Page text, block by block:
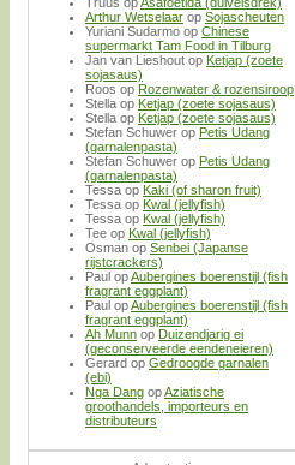
Arthur Wetselaar op Sojascheuten
Yuriani Sudarmo op Chinese
supermarkt Tam Food in Tilburg
Jan van Lieshout op Ketjap (zoete
sojasaus)
Roos op Rozenwater & rozensiroop
Stella op Ketjap (zoete sojasaus)
Stella op Ketjap (zoete sojasaus)
Stefan Schuwer op Petis Udang
(garnalenpasta)
Stefan Schuwer op Petis Udang
(garnalenpasta)
Tessa op Kaki (of sharon fruit)
Tessa op Kwal (jellyfish)
Tessa op Kwal (jellyfish)
Tee op Kwal (jellyfish)
Osman op Senbei (Japanse
rijstcrackers)
Paul opAubergines boerenstijl (fish
fragrant eggplant)
Paul opAubergines boerenstijl (fish
fragrant eggplant)
Ah Munn op Duizendjarig ei
(geconserveerde eendeneieren)
Gerard op Gedroogde garnalen
(ebi)
Nga Dang opAziatische
groothandels, importeurs en
distributeurs